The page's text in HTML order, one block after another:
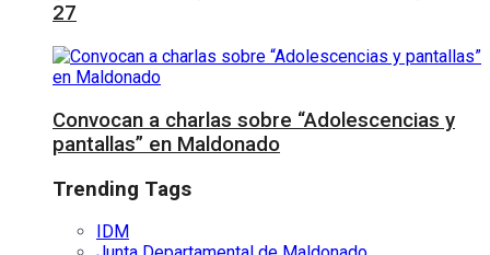
27
Convocan a charlas sobre “Adolescencias y
pantallas” en Maldonado
Trending Tags
IDM